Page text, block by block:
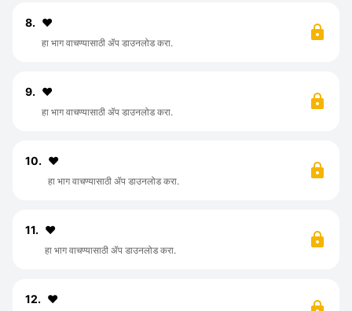
8. ♥️
हा भाग वाचण्यासाठी ॲप डाउनलोड करा.
9. ♥️
हा भाग वाचण्यासाठी ॲप डाउनलोड करा.
10. ♥️
हा भाग वाचण्यासाठी ॲप डाउनलोड करा.
11. ♥️
हा भाग वाचण्यासाठी ॲप डाउनलोड करा.
12. ♥️